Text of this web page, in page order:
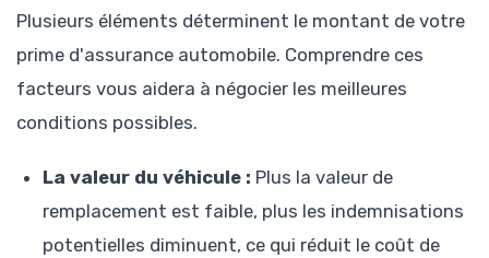
Plusieurs éléments déterminent le montant de votre
prime d'assurance automobile. Comprendre ces
facteurs vous aidera à négocier les meilleures
conditions possibles.
La valeur du véhicule : Plus la valeur de
remplacement est faible, plus les indemnisations
potentielles diminuent, ce qui réduit le coût de